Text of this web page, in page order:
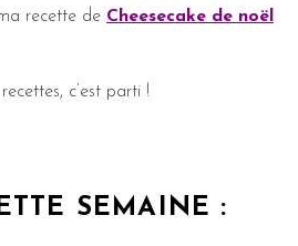
recette de Cheesecake de noël
c’est parti !
SEMAINE :